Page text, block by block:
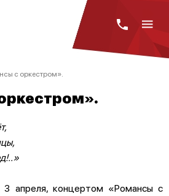
с оркестром».
апреля, концертом «Романсы с